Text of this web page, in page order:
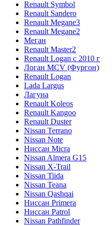
Renault Symbol
Renault Sandero
Renault Megane3
Renault Megane2
Меган
Renault Master2
Renault Logan c 2010 г
Логан МСV (Фургон)
Renault Logan
Lada Largus
Лагуна
Renault Koleos
Renault Kangoo
Renault Duster
Nissan Terrano
Nissan Note
Ниссан Micra
Nissan Almera G15
Nissan X-Trail
Nissan Tiida
Nissan Teana
Nissan Qashqai
Ниссан Primera
Ниссан Patrol
Nissan Pathfinder